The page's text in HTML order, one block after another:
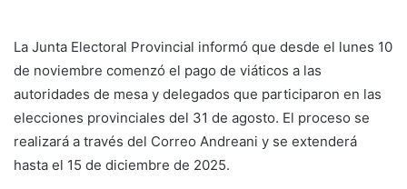
La Junta Electoral Provincial informó que desde el lunes 10
de noviembre comenzó el pago de viáticos a las
autoridades de mesa y delegados que participaron en las
elecciones provinciales del 31 de agosto. El proceso se
realizará a través del Correo Andreani y se extenderá
hasta el 15 de diciembre de 2025.